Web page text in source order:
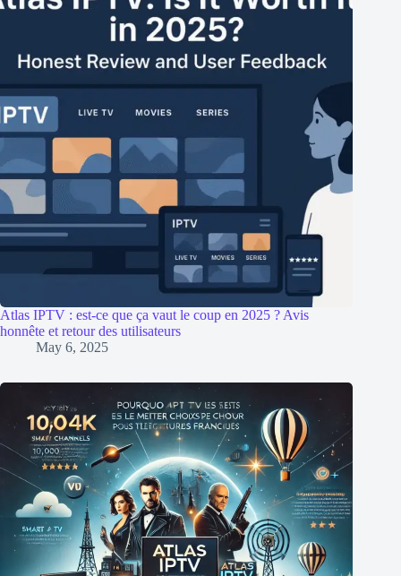
Atlas IPTV : est-ce que ça vaut le coup en 2025 ? Avis
honnête et retour des utilisateurs
May 6, 2025